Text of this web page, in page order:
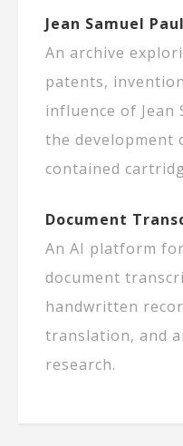
Jean Samuel
An archive
patents,
influence of Jean
the development
contained
Document
An AI platform
document
handwritten
translation, and
research.